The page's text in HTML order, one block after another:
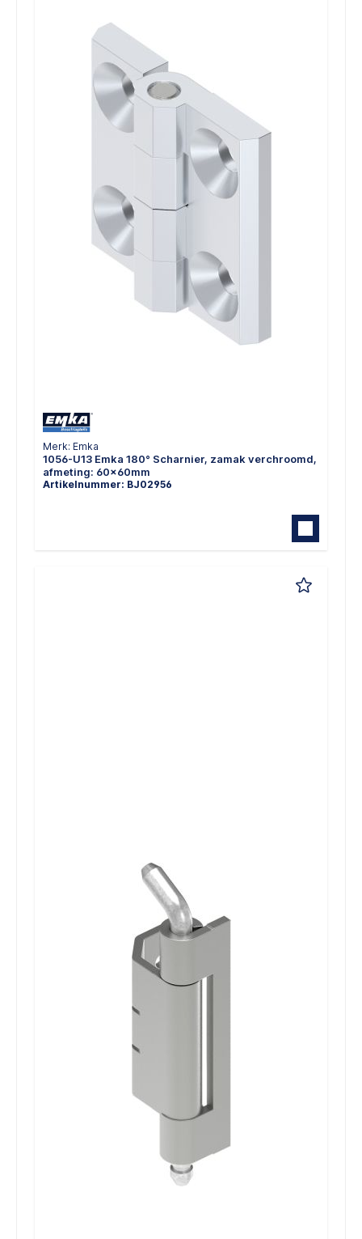
Merk: Emka
1056-U13 Emka 180° Scharnier, zamak verchroomd,
afmeting: 60x60mm
Artikelnummer: BJ02956